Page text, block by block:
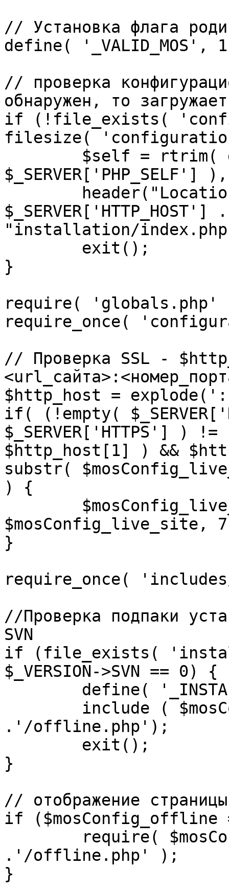
// Установка флага
define( '_VALID_MOS',
// проверка
обнаружен, то
if (!file_exists(
filesize(
"installation/
}
require(
require_once(
// Проверка SSL -
$http_host = explode(':',
if( (!empty(
$_SERVER['HTTPS']
$http_host[1] ) &&
substr(
) {
$mosConfig_live_site,
}
require_once(
//Проверка подпаки
SVN
if (file_exists(
$_VERSION->SVN == 0) {
.'/offline.php');
}
// отображение
if ($mosConfig_offline
.'/offline.php' );
}